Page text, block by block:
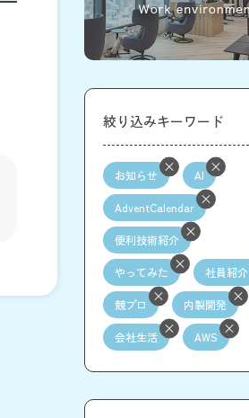
絞り込みキーワード
お知らせ AI
AdventCalendar
便利技術紹介
やってみた 社員紹介
競プロ 内製開発
会社生活 AWS